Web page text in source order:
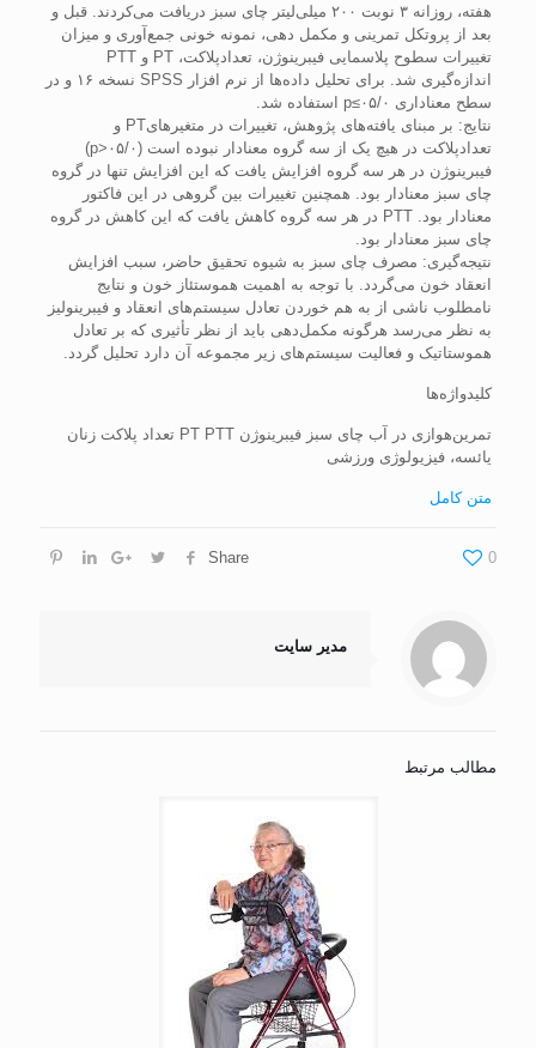
هفته، روزانه ۳ نوبت ۲۰۰ میلی‌لیتر چای سبز دریافت می‌کردند. قبل و
بعد از پروتکل تمرینی و مکمل دهی، نمونه خونی جمع‌آوری و میزان
تغییرات سطوح پلاسمایی فیبرینوژن، تعدادپلاکت، PT و PTT
اندازه‌گیری شد. برای تحلیل داده‌ها از نرم افزار SPSS نسخه ۱۶ و در
سطح معناداری ۰۵/۰≥p استفاده شد.
نتایج: بر‌ مبنای یافته‌های پژوهش، تغییرات در متغیرهایPT و
تعدادپلاکت در هیچ یک از سه گروه معنادار نبوده است (۰۵/۰<p)
فیبرینوژن در هر سه‌ گروه افزایش یافت که این افزایش تنها در گروه
چای سبز معنادار بود. همچنین تغییرات بین گروهی در این فاکتور
معنادار بود. PTT در هر سه ‌گروه کاهش یافت که این کاهش در گروه
چای ‌سبز معنادار بود.
نتیجه‌گیری: مصرف چای سبز به شیوه تحقیق حاضر، سبب افزایش
انعقاد خون می‌گردد. با توجه به اهمیت هموستئاز خون و نتایج
نامطلوب ناشی از به هم خوردن تعادل سیستم‌های انعقاد و فیبرینولیز
به نظر می‌رسد هرگونه مکمل‌دهی باید از نظر تأثیری که بر تعادل
هموستاتیک و فعالیت سیستم‌های زیر مجموعه آن دارد تحلیل گردد.
کلیدواژه‌ها
تمرین‌هوازی در آب چای سبز فیبرینوژن PT PTT تعداد پلاکت زنان
یائسه، فیزیولوژی ورزشی
متن کامل
Share 0
مدیر سایت
مطالب مرتبط